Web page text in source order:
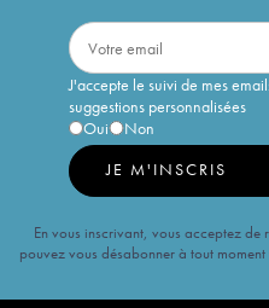
J'accepte le suivi de mes
suggestions personnalisées
Oui
Non
JE M'INSCRIS
En vous inscrivant, vous acceptez
pouvez vous désabonner à tout